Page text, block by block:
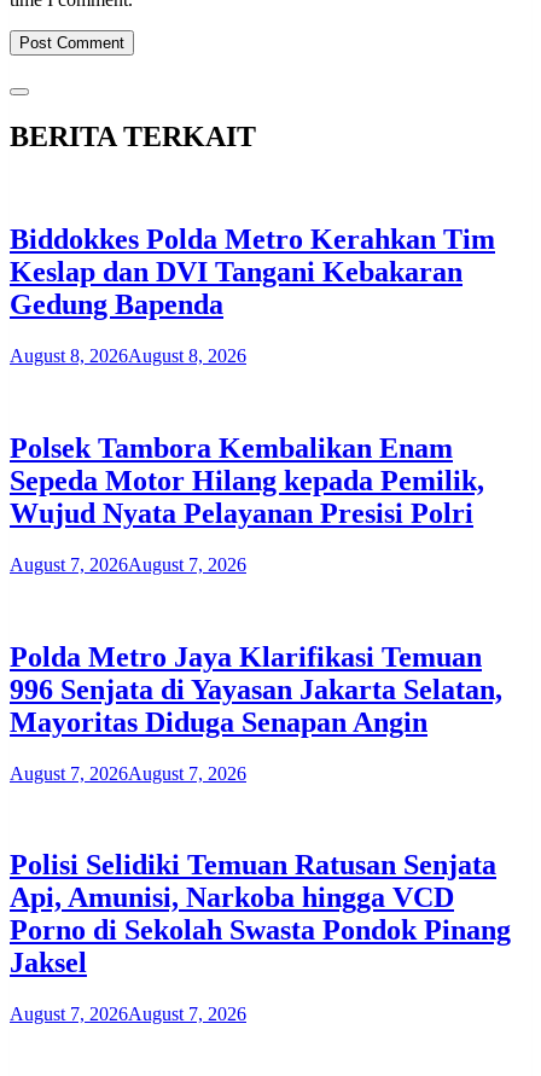
BERITA TERKAIT
Biddokkes Polda Metro Kerahkan Tim
Keslap dan DVI Tangani Kebakaran
Gedung Bapenda
August 8, 2026August 8, 2026
Polsek Tambora Kembalikan Enam
Sepeda Motor Hilang kepada Pemilik,
Wujud Nyata Pelayanan Presisi Polri
August 7, 2026August 7, 2026
Polda Metro Jaya Klarifikasi Temuan
996 Senjata di Yayasan Jakarta Selatan,
Mayoritas Diduga Senapan Angin
August 7, 2026August 7, 2026
Polisi Selidiki Temuan Ratusan Senjata
Api, Amunisi, Narkoba hingga VCD
Porno di Sekolah Swasta Pondok Pinang
Jaksel
August 7, 2026August 7, 2026